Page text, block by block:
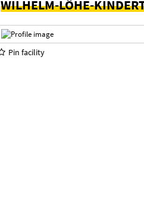
WILHELM-LÖHE-
Pin facility